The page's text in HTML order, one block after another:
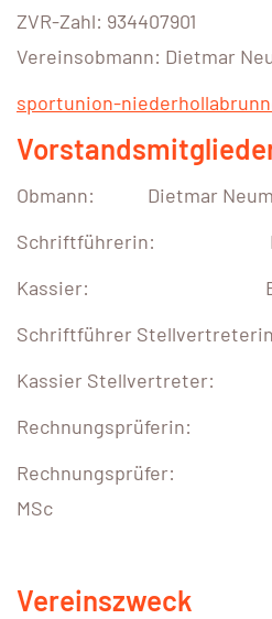
ZVR-Zahl: 934407901
Vereinsobmann: Dietmar
sportunion-
Obmann: Dietmar
Schriftführerin:
Kassier: Erwin
Schriftführer
Kassier Stellvertreter:
Rechnungsprüferin:
Rechnungsprüfer:
MSc
Vereinszweck